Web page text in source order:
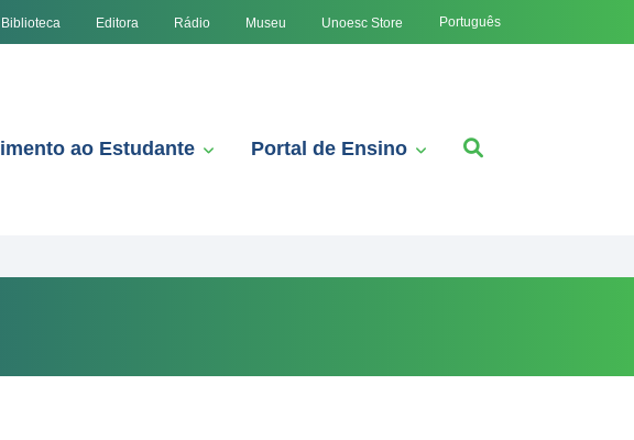
Biblioteca Editora Rádio Museu Unoesc Store Português
ao Estudante Portal de Ensino